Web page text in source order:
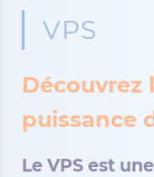
VPS
Découvrez
puissance
Le VPS est